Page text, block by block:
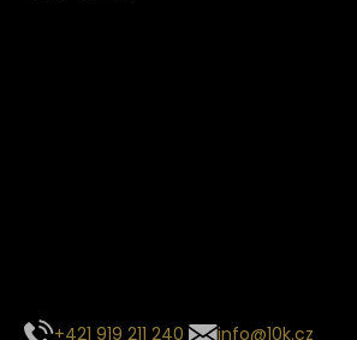
+421 919 211 240 info@10k.cz